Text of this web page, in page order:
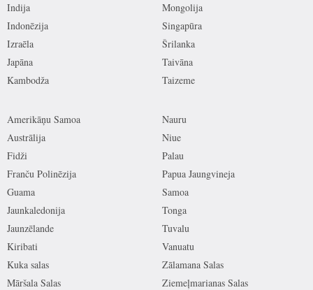
Indija
Indonēzija
Izraēla
Japāna
Kambodža
Mongolija
Singapūra
Šrilanka
Taivāna
Taizeme
Amerikāņu Samoa
Austrālija
Fidži
Franču Polinēzija
Guama
Jaunkaledonija
Jaunzēlande
Kiribati
Kuka salas
Māršala Salas
Nauru
Niue
Palau
Papua Jaungvineja
Samoa
Tonga
Tuvalu
Vanuatu
Zālamana Salas
Ziemeļmarianas Salas